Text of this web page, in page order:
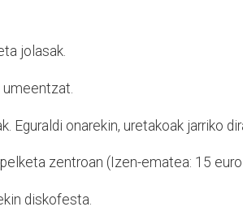
jolasak.
umeentzat.
Eguraldi onarekin, uretakoak jarriko
zentroan (Izen-ematea: 15
diskofesta.